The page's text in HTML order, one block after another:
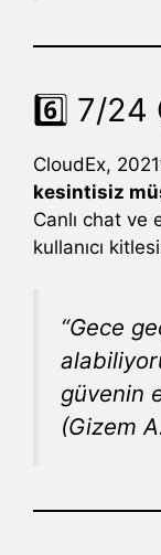
6️⃣ 7/24
CloudEx,
kesintisiz
Canlı chat ve
kullanıcı
“Gece
güvenin
(Gizem